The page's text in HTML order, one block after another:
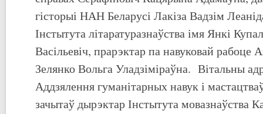
гісторыі НАН Беларусі Лакіза Вадзім
Інстытута літаратуразнаўства імя Янкі
Васільевіч, прарэктар па навуковай рабоце
Зелянко Вольга Уладзіміраўна. Вітальны
Аддзялення гуманітарных навук і
зачытаў дырэктар Інстытута мовазнаўства